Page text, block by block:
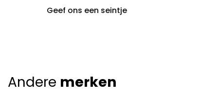
Geef ons een seintje
Andere merken